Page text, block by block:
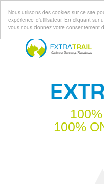
Nous utilisons des cookies sur ce site
expérience d'utilisateur. En cliquant sur
vous nous donnez votre consentement
Overslaan
100%